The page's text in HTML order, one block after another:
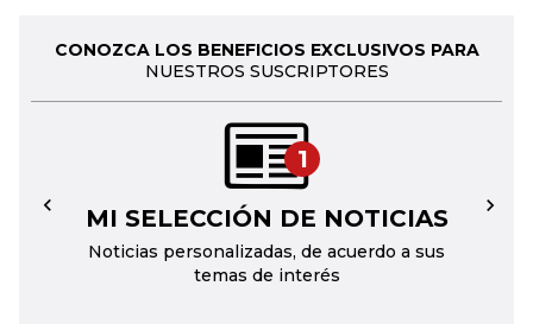
CONOZCA LOS BENEFICIOS EXCLUSIVOS PARA
NUESTROS SUSCRIPTORES
1
MI SELECCIÓN DE NOTICIAS
Noticias personalizadas, de acuerdo a sus
temas de interés
← →